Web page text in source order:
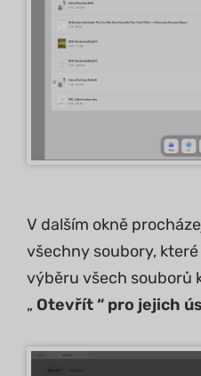
V dalším okně
všechny soubory,
výběru všech souborů
„ Otevřít “ pro jejich